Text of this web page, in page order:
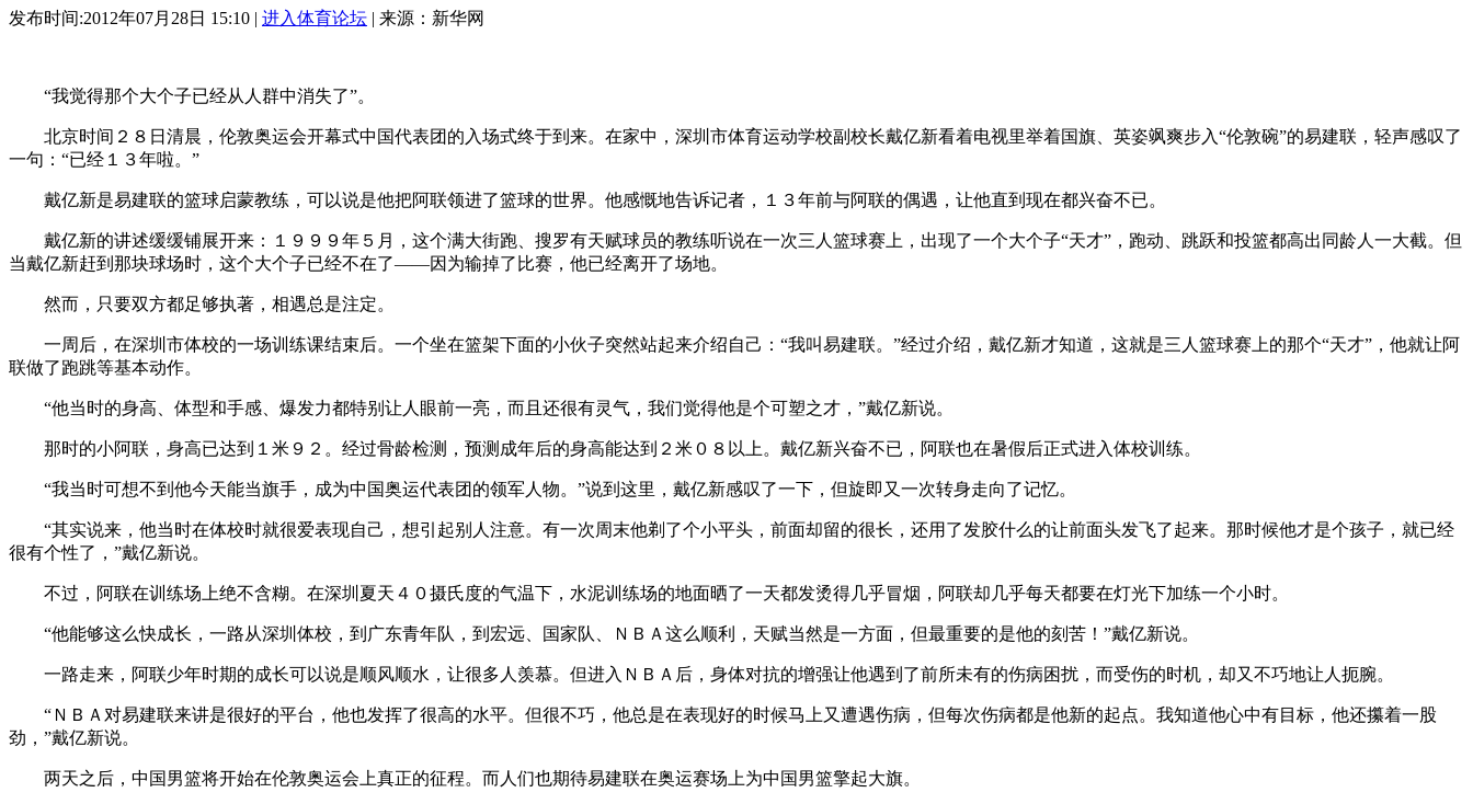
发布时间:2012年07月28日 15:10 | 进入体育论坛 | 来源：新华网
“我觉得那个大个子已经从人群中消失了”。
北京时间２８日清晨，伦敦奥运会开幕式中国代表团的入场式终于到来。在家中，深圳市体育运动学校副校长戴亿新看着电视里举着国旗、英姿飒爽步入“伦敦碗”的易建联，轻声感叹了
一句：“已经１３年啦。”
戴亿新是易建联的篮球启蒙教练，可以说是他把阿联领进了篮球的世界。他感慨地告诉记者，１３年前与阿联的偶遇，让他直到现在都兴奋不已。
戴亿新的讲述缓缓铺展开来：１９９９年５月，这个满大街跑、搜罗有天赋球员的教练听说在一次三人篮球赛上，出现了一个大个子“天才”，跑动、跳跃和投篮都高出同龄人一大截。但
当戴亿新赶到那块球场时，这个大个子已经不在了——因为输掉了比赛，他已经离开了场地。
然而，只要双方都足够执著，相遇总是注定。
一周后，在深圳市体校的一场训练课结束后。一个坐在篮架下面的小伙子突然站起来介绍自己：“我叫易建联。”经过介绍，戴亿新才知道，这就是三人篮球赛上的那个“天才”，他就让阿
联做了跑跳等基本动作。
“他当时的身高、体型和手感、爆发力都特别让人眼前一亮，而且还很有灵气，我们觉得他是个可塑之才，”戴亿新说。
那时的小阿联，身高已达到１米９２。经过骨龄检测，预测成年后的身高能达到２米０８以上。戴亿新兴奋不已，阿联也在暑假后正式进入体校训练。
“我当时可想不到他今天能当旗手，成为中国奥运代表团的领军人物。”说到这里，戴亿新感叹了一下，但旋即又一次转身走向了记忆。
“其实说来，他当时在体校时就很爱表现自己，想引起别人注意。有一次周末他剃了个小平头，前面却留的很长，还用了发胶什么的让前面头发飞了起来。那时候他才是个孩子，就已经
很有个性了，”戴亿新说。
不过，阿联在训练场上绝不含糊。在深圳夏天４０摄氏度的气温下，水泥训练场的地面晒了一天都发烫得几乎冒烟，阿联却几乎每天都要在灯光下加练一个小时。
“他能够这么快成长，一路从深圳体校，到广东青年队，到宏远、国家队、ＮＢＡ这么顺利，天赋当然是一方面，但最重要的是他的刻苦！”戴亿新说。
一路走来，阿联少年时期的成长可以说是顺风顺水，让很多人羡慕。但进入ＮＢＡ后，身体对抗的增强让他遇到了前所未有的伤病困扰，而受伤的时机，却又不巧地让人扼腕。
“ＮＢＡ对易建联来讲是很好的平台，他也发挥了很高的水平。但很不巧，他总是在表现好的时候马上又遭遇伤病，但每次伤病都是他新的起点。我知道他心中有目标，他还攥着一股
劲，”戴亿新说。
两天之后，中国男篮将开始在伦敦奥运会上真正的征程。而人们也期待易建联在奥运赛场上为中国男篮擎起大旗。